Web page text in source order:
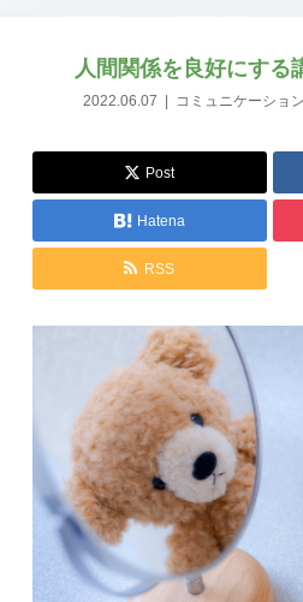
人間関係を良好にする
2022.06.07 コミュニケーショ
Post
Hatena
RSS